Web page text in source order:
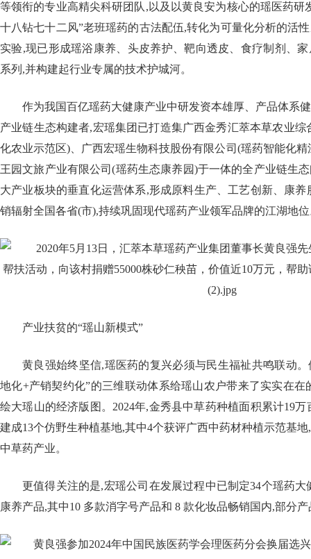
等领衔的专业高精尖科研团队,以及以黄良安为核心的瑶医药研
十八钻七十二风”老班瑶药的古法配伍,转化为可量化分析的活
实验,现已形成瑶浴康养、头皮养护、靶向透皮、食疗制剂、
系列,并构建起行业专属的技术护城河。
作为我国百亿瑶药大健康产业中研发资本雄厚、产品体系
产业链生态构建者,宏瑶集团已打造集广西金秀汇萃本草农业
化农业示范区)、广西宏瑶生物科技股份有限公司(瑶药智能化
王园文旅产业有限公司(瑶药生态康养园)于一体的全产业链生
大产业板块的垂直化运营体系,形成原料生产、工艺创新、康
销辐射全国各省(市),持续巩固现代瑶药产业领军品牌的江湖地
产业扶贫的“瑶山新模式”
黄良强始终坚信,瑶医药的复兴必须与民生福祉共鸣联动
地化+产销契约化”的三维联动体系给瑶山农户带来了实实在
绘大瑶山的经济版图。2024年,金秀县中草药种植面积累计19万
建成13个仿野生种植基地,其中4个获评广西中药材种植示范基
中草药产业。
更值得关注的是,宏瑶公司在发展过程中已制定34个瑶药大
康养产品,其中10 多款消字号产品和 8 款化妆品畅销国内,部分